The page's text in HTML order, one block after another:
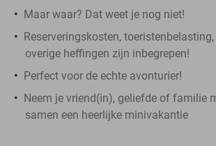
Maar waar? Dat weet je nog niet!
Reserveringskosten,
overige heffingen zijn inbegrepen!
Perfect voor de echte avonturier!
Neem je vriend(in), geliefde of familie
samen een heerlijke minivakantie